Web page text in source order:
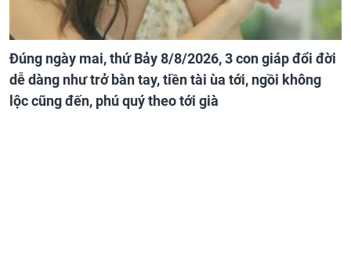
Đúng ngày mai, thứ Bảy 8/8/2026, 3 con giáp đổi đời
dễ dàng như trở bàn tay, tiền tài ùa tới, ngồi không
lộc cũng đến, phú quý theo tới già